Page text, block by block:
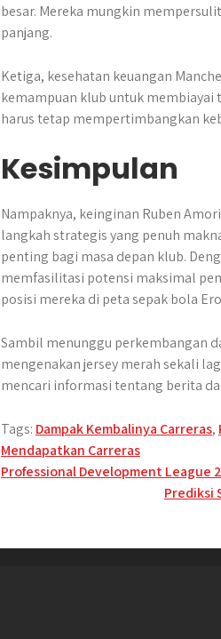
besar. Mereka mungkin
panjang.
Ketiga, kesehatan keuangan
kemampuan klub untuk membiayai
harus tetap mempertimbangkan
Kesimpulan
Nampaknya, keinginan Ruben
langkah strategis yang penuh
penting bagi masa depan klub.
memfasilitasi potensi maksimal
posisi mereka di peta sepak bola
Sambil menunggu perkembangan
mengenakan jersey merah sekali
mencari informasi tentang berita
Tags: Dampak Kembalinya Carreras,
Mendapatkan Carreras
Post
Professional Development League
Prediksi